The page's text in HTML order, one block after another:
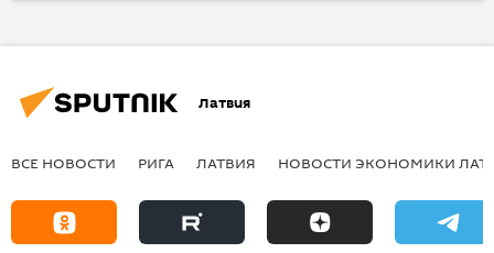
Латвия
ВСЕ НОВОСТИ РИГА ЛАТВИЯ НОВОСТИ ЭКОНОМИКИ